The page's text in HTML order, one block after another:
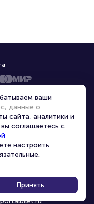
500-42-62
226-15-14
ваши
данные о
сайта, аналитики и
соглашаетесь с
настроить
Принять